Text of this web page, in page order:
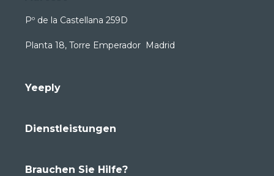
Pº de la Castellana 259D
Planta 18, Torre Emperador Madrid
Yeeply
Dienstleistungen
Brauchen Sie Hilfe?